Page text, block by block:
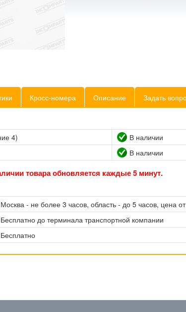
Кросс-номера Описание Задать
4)
В наличии
В наличии
товара обновляется каждые 5 минут.
Москва - не более 3 часов, область - до 5 часов, цена
Бесплатно до терминала транспортной компании
Бесплатно